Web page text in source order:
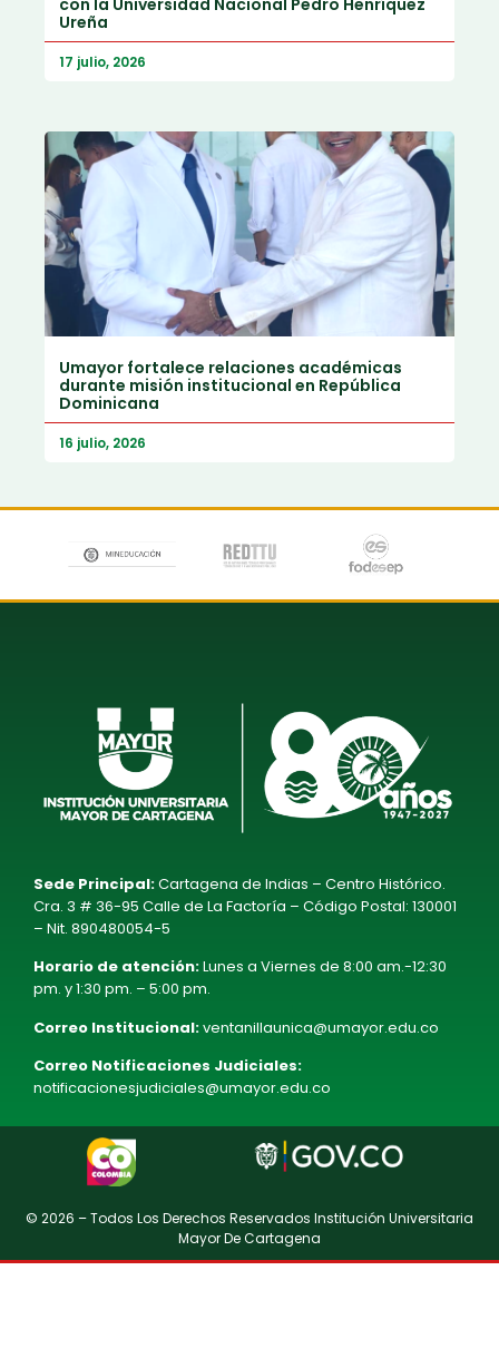
Ureña
17 julio, 2026
Umayor fortalece relaciones académicas
durante misión institucional en República
Dominicana
16 julio, 2026
Sede Principal:Cartagena de Indias – Centro Histórico.
Cra. 3 # 36-95 Calle de La Factoría – Código Postal: 130001
– Nit. 890480054-5
Horario de atención:Lunes a Viernes de 8:00 am.-12:30
pm. y 1:30 pm. – 5:00 pm.
Correo Institucional:ventanillaunica@umayor.edu.co
Correo Notificaciones Judiciales:
notificacionesjudiciales@umayor.edu.co
© 2026 – Todos Los Derechos Reservados Institución Universitaria
Mayor De Cartagena